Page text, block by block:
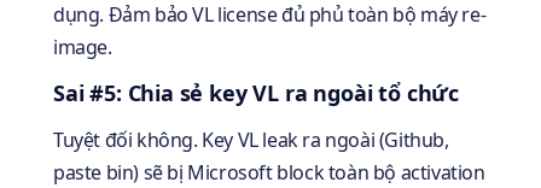
dụng. Đảm bảo VL license đủ phủ toàn bộ máy re-
image.
Sai #5: Chia sẻ key VL ra ngoài tổ chức
Tuyệt đối không. Key VL leak ra ngoài (Github,
paste bin) sẽ bị Microsoft block toàn bộ activation